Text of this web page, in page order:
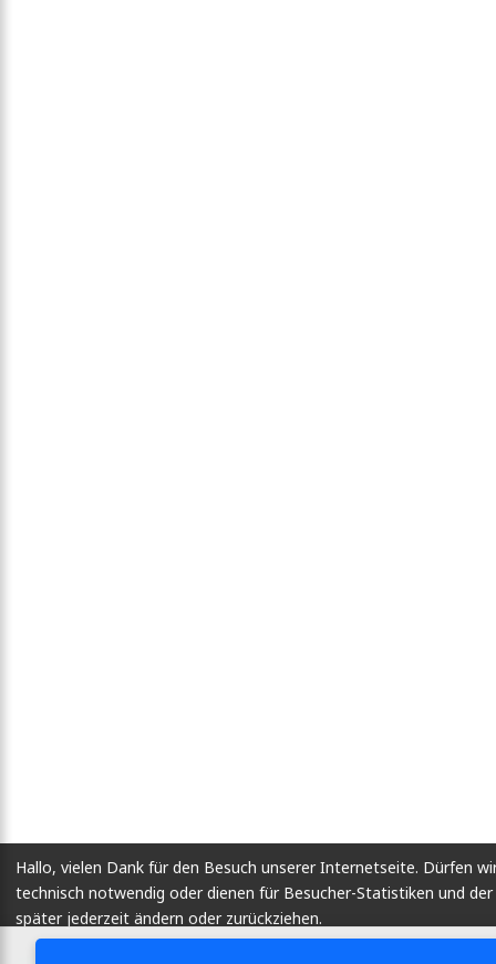
Hallo, vielen Dank für den Besuch unserer Internetseite. Dürfen
technisch notwendig oder dienen für Besucher-Statistiken und
später jederzeit ändern oder zurückziehen.